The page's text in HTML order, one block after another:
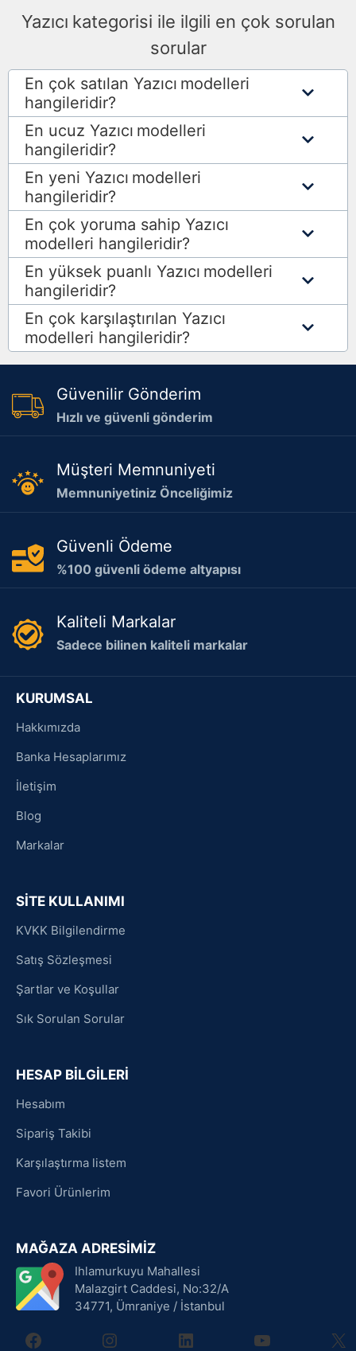
Yazıcı kategorisi ile ilgili en çok sorulan
sorular
En çok satılan Yazıcı modelleri
hangileridir?
En ucuz Yazıcı modelleri
hangileridir?
En yeni Yazıcı modelleri
hangileridir?
En çok yoruma sahip Yazıcı
modelleri hangileridir?
En yüksek puanlı Yazıcı modelleri
hangileridir?
En çok karşılaştırılan Yazıcı
modelleri hangileridir?
Güvenilir Gönderim
Hızlı ve güvenli gönderim
Müşteri Memnuniyeti
Memnuniyetiniz Önceliğimiz
Güvenli Ödeme
%100 güvenli ödeme altyapısı
Kaliteli Markalar
Sadece bilinen kaliteli markalar
KURUMSAL
Hakkımızda
Banka Hesaplarımız
İletişim
Blog
Markalar
SİTE KULLANIMI
KVKK Bilgilendirme
Satış Sözleşmesi
Şartlar ve Koşullar
Sık Sorulan Sorular
HESAP BİLGİLERİ
Hesabım
Sipariş Takibi
Karşılaştırma listem
Favori Ürünlerim
MAĞAZA ADRESİMİZ
Ihlamurkuyu Mahallesi
Malazgirt Caddesi, No:32/A
34771, Ümraniye / İstanbul
facebookinstagramlinkedin youtube X